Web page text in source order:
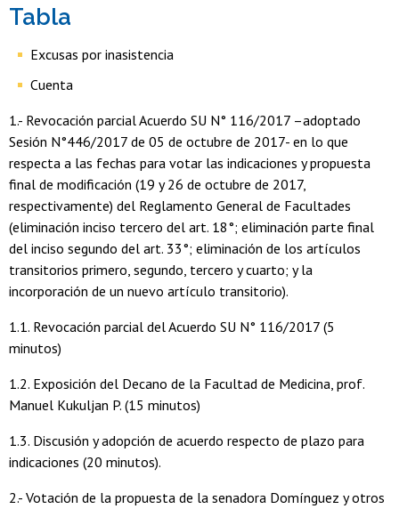
Tabla
Excusas por inasistencia
Cuenta
1.- Revocación parcial Acuerdo SU N° 116/2017 –adoptado
Sesión N°446/2017 de 05 de octubre de 2017- en lo que
respecta a las fechas para votar las indicaciones y propuesta
final de modificación (19 y 26 de octubre de 2017,
respectivamente) del Reglamento General de Facultades
(eliminación inciso tercero del art. 18°; eliminación parte final
del inciso segundo del art. 33°; eliminación de los artículos
transitorios primero, segundo, tercero y cuarto; y la
incorporación de un nuevo artículo transitorio).
1.1. Revocación parcial del Acuerdo SU N° 116/2017 (5
minutos)
1.2. Exposición del Decano de la Facultad de Medicina, prof.
Manuel Kukuljan P. (15 minutos)
1.3. Discusión y adopción de acuerdo respecto de plazo para
indicaciones (20 minutos).
2.- Votación de la propuesta de la senadora Domínguez y otros